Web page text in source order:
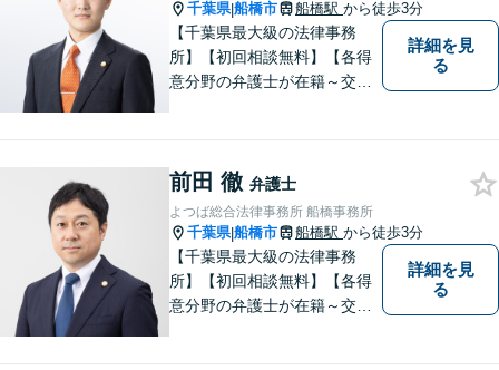
千葉県|船橋市 船橋駅 から徒歩3分
【千葉県最大級の法律事務
所】【初回相談無料】【各得
意分野の弁護士が在籍～交通
詳細を見
る
前田 徹 弁護士
よつば総合法律事務所 船橋事務所
千葉県|船橋市 船橋駅 から徒歩3分
【千葉県最大級の法律事務
所】【初回相談無料】【各得
意分野の弁護士が在籍～交通
詳細を見
る